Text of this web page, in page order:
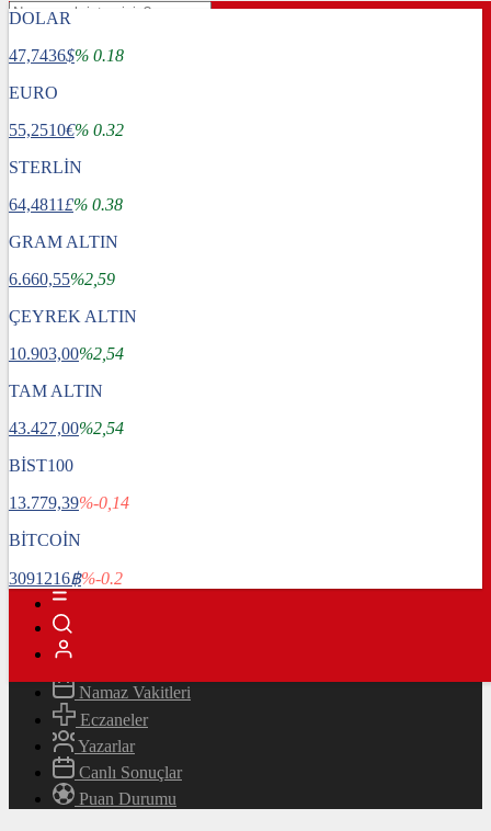
DOLAR
47,7436$% 0.18
EURO
55,2510€% 0.32
STERLİN
64,4811£% 0.38
GRAM ALTIN
6.660,55%2,59
ÇEYREK ALTIN
10.903,00%2,54
TAM ALTIN
43.427,00%2,54
BİST100
13.779,39%-0,14
BİTCOİN
3091216฿%-0.2
Dünya
Spor
Magazin
Teknoloji
Bafra Rehberi
Namaz Vakitleri
Eczaneler
Yazarlar
Canlı Sonuçlar
Puan Durumu